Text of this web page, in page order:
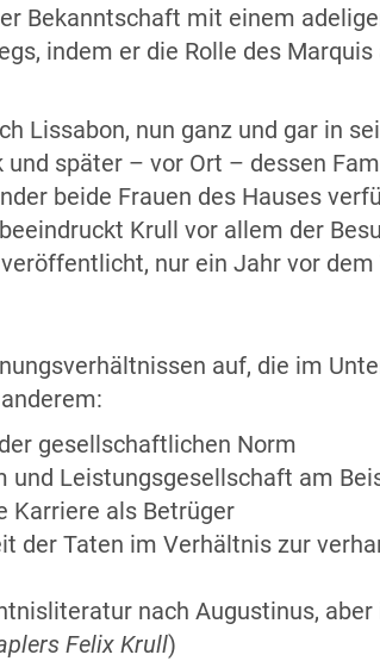
Bekanntschaft mit einem
indem er die Rolle des
Lissabon, nun ganz und gar in
später – vor Ort – dessen
beide Frauen des Hauses
Krull vor allem der
nur ein Jahr vor dem
auf, die im
gesellschaftlichen Norm
und Leistungsgesellschaft am
Karriere als Betrüger
der Taten im Verhältnis zur
nach Augustinus,
Felix Krull)